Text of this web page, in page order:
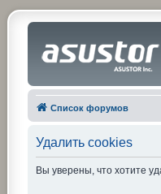
Список форумов
Удалить cookies
Вы уверены, что хотите